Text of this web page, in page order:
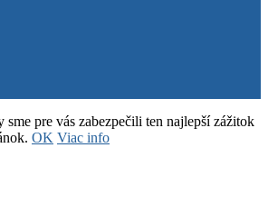
sme pre vás zabezpečili ten najlepší zážitok
OK Viac info